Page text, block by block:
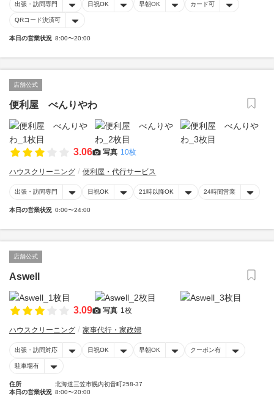
出張・訪問専門 日祝OK 早朝OK カード可
QRコード決済可
本日の営業状況 8:00〜20:00
店舗公式
便利屋 べんりやわ
3.06 写真 10枚
ハウスクリーニング 便利屋・代行サービス
出張・訪問専門 日祝OK 21時以降OK 24時間営業
本日の営業状況 0:00〜24:00
店舗公式
Aswell
3.09 写真 1枚
ハウスクリーニング 家事代行・家政婦
出張・訪問対応 日祝OK 早朝OK クーポン有
駐車場有
住所
北海道三笠市幌内初音町258-37
本日の営業状況 8:00〜20:00